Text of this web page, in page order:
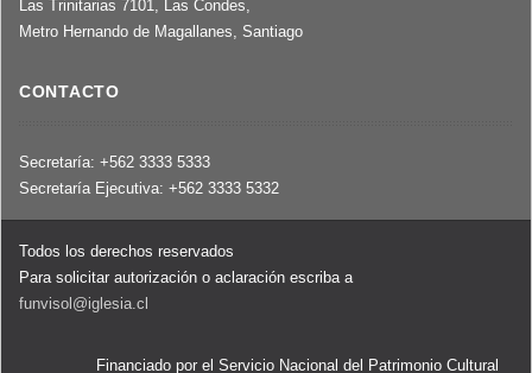
Las Trinitarias 7101, Las Condes,
Metro Hernando de Magallanes, Santiago
CONTACTO
Secretaría: +562 3333 5333
Secretaría Ejecutiva: +562 3333 5332
Todos los derechos reservados
Para solicitar autorización o aclaración escriba a
funvisol@iglesia.cl
Financiado por el Servicio Nacional del Patrimonio Cultural